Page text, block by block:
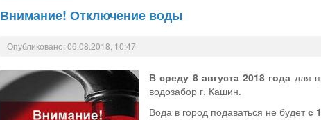
Внимание! Отключение воды
Опубликовано: 06.08.2018, 10:47
В среду 8 августа 2018 года для
водозабор г. Кашин.
Вода в город подаваться не будетс